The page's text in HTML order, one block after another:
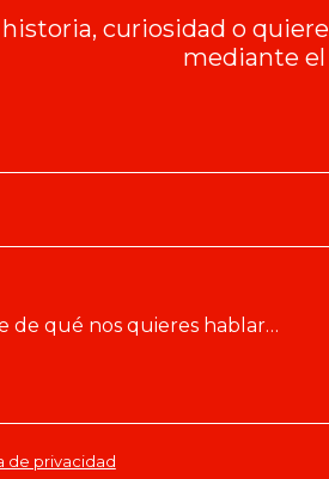
curiosidad o
mediante
de privacidad